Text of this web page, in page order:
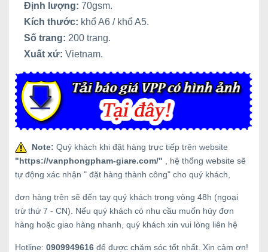
Định lượng: 70gsm.
Kích thước: khổ A6 / khổ A5.
Số trang: 200 trang.
Xuất xứ: Vietnam.
Note: Quý khách khi đặt hàng trực tiếp trên website
"https://vanphongpham-giare.com/"
, hệ thống website sẽ
tự động xác nhận " đặt hàng thành công" cho quý khách,
đơn hàng trên sẽ đến tay quý khách trong vòng 48h (ngoại
trừ thứ 7 - CN). Nếu quý khách có nhu cầu muốn hủy đơn
hàng hoặc giao hàng nhanh, quý khách xin vui lòng liên hệ
Hotline: 0909949616 để được chăm sóc tốt nhất. Xin cảm ơn!